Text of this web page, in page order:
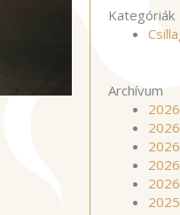
Kategóriák
Archívum